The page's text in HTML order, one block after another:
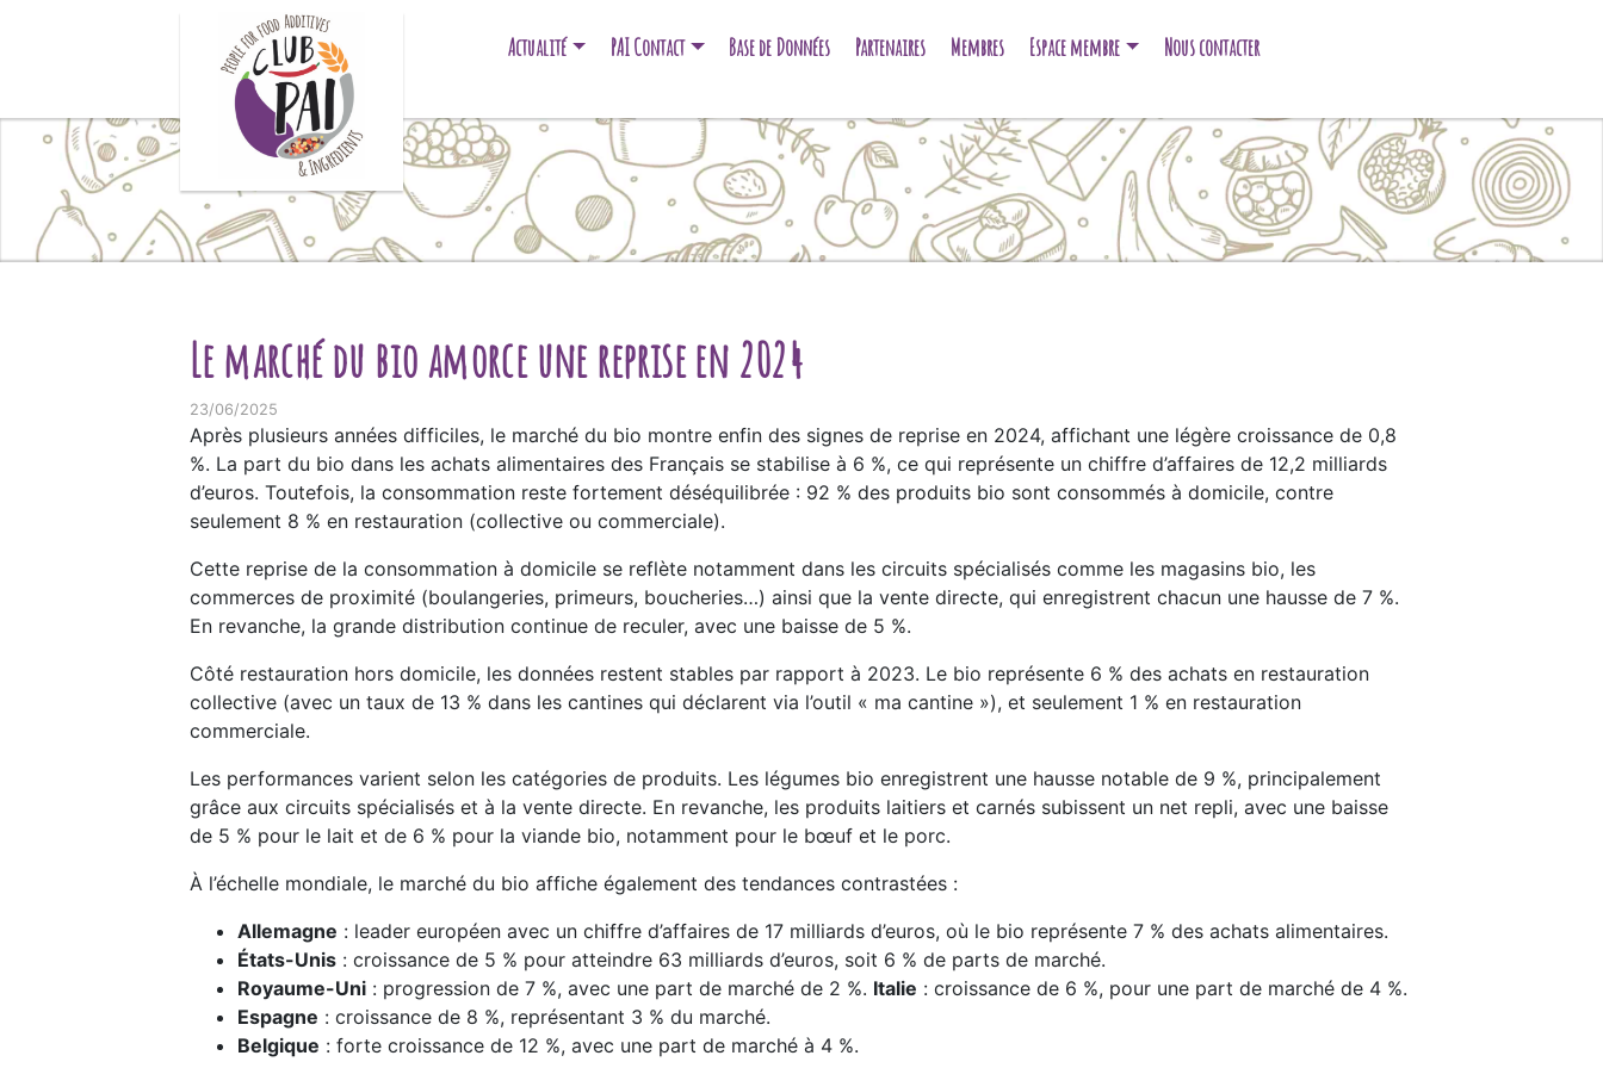
Actualité PAI Contact Base de Données Partenaires Membres Espace membre Nous contacter
Le marché du bio amorce une reprise en 2024
23/06/2025
Après plusieurs années difficiles, le marché du bio montre enfin des signes de reprise en 2024, affichant une légère croissance de 0,8
%. La part du bio dans les achats alimentaires des Français se stabilise à 6 %, ce qui représente un chiffre d’affaires de 12,2 milliards
d’euros. Toutefois, la consommation reste fortement déséquilibrée : 92 % des produits bio sont consommés à domicile, contre
seulement 8 % en restauration (collective ou commerciale).
Cette reprise de la consommation à domicile se reflète notamment dans les circuits spécialisés comme les magasins bio, les
commerces de proximité (boulangeries, primeurs, boucheries…) ainsi que la vente directe, qui enregistrent chacun une hausse de 7 %.
En revanche, la grande distribution continue de reculer, avec une baisse de 5 %.
Côté restauration hors domicile, les données restent stables par rapport à 2023. Le bio représente 6 % des achats en restauration
collective (avec un taux de 13 % dans les cantines qui déclarent via l’outil « ma cantine »), et seulement 1 % en restauration
commerciale.
Les performances varient selon les catégories de produits. Les légumes bio enregistrent une hausse notable de 9 %, principalement
grâce aux circuits spécialisés et à la vente directe. En revanche, les produits laitiers et carnés subissent un net repli, avec une baisse
de 5 % pour le lait et de 6 % pour la viande bio, notamment pour le bœuf et le porc.
À l’échelle mondiale, le marché du bio affiche également des tendances contrastées :
Allemagne : leader européen avec un chiffre d’affaires de 17 milliards d’euros, où le bio représente 7 % des achats alimentaires.
États-Unis : croissance de 5 % pour atteindre 63 milliards d’euros, soit 6 % de parts de marché.
Royaume-Uni : progression de 7 %, avec une part de marché de 2 %. Italie : croissance de 6 %, pour une part de marché de 4 %.
Espagne : croissance de 8 %, représentant 3 % du marché.
Belgique : forte croissance de 12 %, avec une part de marché à 4 %.